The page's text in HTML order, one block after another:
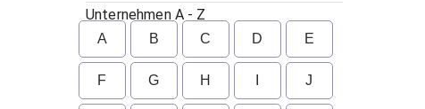
Unternehmen A - Z
A B C D E
F G H J